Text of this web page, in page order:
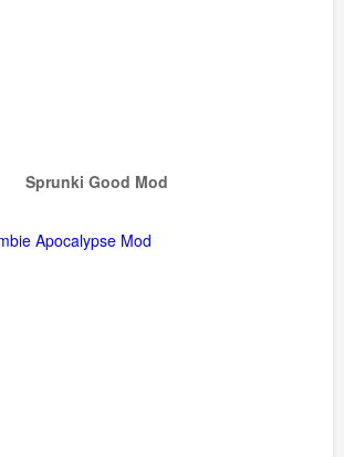
Sprunki Good Mod